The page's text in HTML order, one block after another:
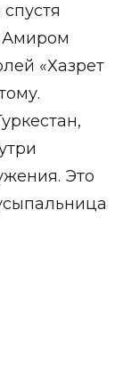
Амиром
«Хазрет
Это